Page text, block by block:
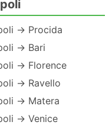
→ Procida
→ Bari
→ Florence
→ Ravello
→ Matera
→ Venice